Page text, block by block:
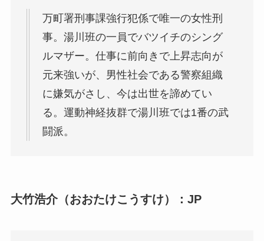
万町署刑事課強行犯係で唯一の女性刑
事。湯川班の一員でバツイチのシング
ルマザー。仕事に前向きで上昇志向が
元来強いが、男性社会である警察組織
に嫌気がさし、今は出世を諦めてい
る。運動神経抜群で湯川班では1番の武
闘派。
大竹浩介（おおたけこうすけ）：JP